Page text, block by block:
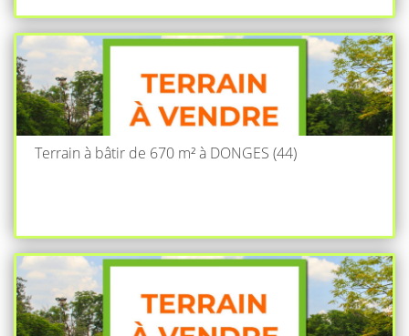
Terrain à bâtir de 670 m² à DONGES (44)